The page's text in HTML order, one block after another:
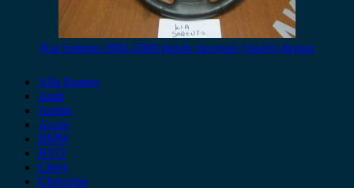
Kia Sorento 2002-2009 βολάν τιμονιού (τιμόνι) δέρμα
Alfa Romeo
Audi
Austin
Acura
BMW
BYD
Chery
Chevrolet